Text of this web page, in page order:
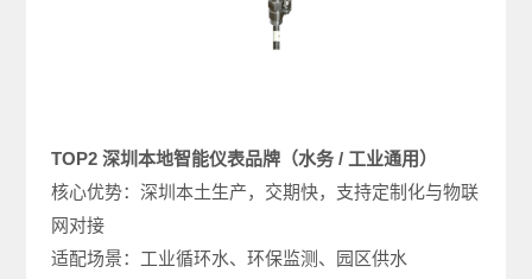
TOP2 深圳本地智能仪表品牌（水务 / 工业通用）
核心优势：深圳本土生产，交期快，支持定制化与物联
网对接
适配场景：工业循环水、环保监测、园区供水